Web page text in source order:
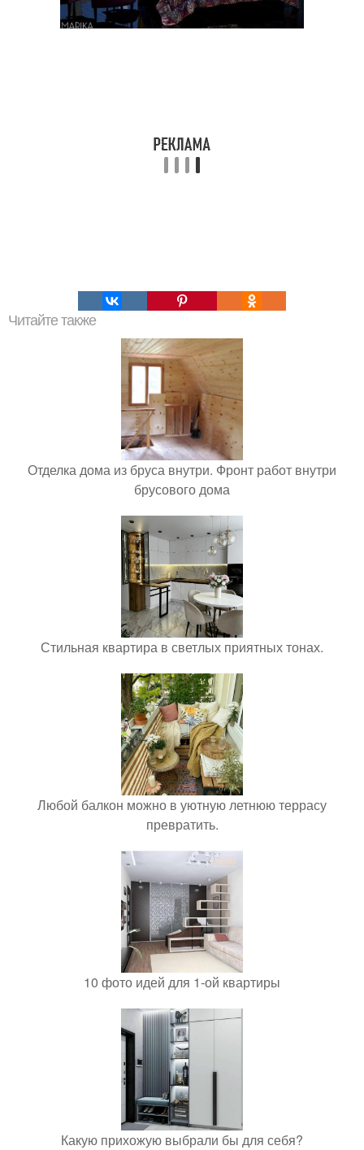
Читайте также
Отделка дома из бруса внутри. Фронт работ внутри
брусового дома
Стильная квартира в светлых приятных тонах.
Любой балкон можно в уютную летнюю террасу
превратить.
10 фото идей для 1-ой квартиры
Какую прихожую выбрали бы для себя?